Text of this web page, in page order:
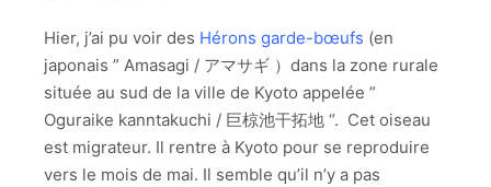
Hier, j’ai pu voir des Hérons garde-bœufs (en
japonais ” Amasagi / アマサギ ）dans la zone rurale
située au sud de la ville de Kyoto appelée ”
Oguraike kanntakuchi / 巨椋池干拓地 “. Cet oiseau
est migrateur. Il rentre à Kyoto pour se reproduire
vers le mois de mai. Il semble qu’il n’y a pas